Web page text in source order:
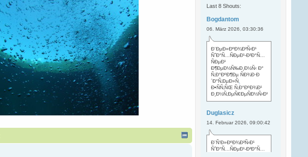
Last 8 Shouts:
Bogdantom
06. März 2026, 03:30:36
Ð¨ÐµÐ»ÐºÐ¾Ð²Ñ‹Ð¹
ÑˆÐ°Ñ…ÑÐµÐ¹-Ð²Ð°Ñ…
ÑÐµÐ¹
Ð¶ÐµÐ½Ñ‰Ð¸Ð½Ñ‹ Ð°
Ñ‚Ð°ÐºÐ¶Ðµ ÑÐ¾Ð·Ð
´Ð°Ñ‚ÐµÐ»Ñ.
Ð•ÑÑ‚ÑŒ Ñ‚Ð°ÐºÐ¾Ð¹
Ð¸Ð½Ñ‚ÐµÑ€ÐµÑÐ½Ñ‹Ð¹
Duglasicz
14. Februar 2026, 09:00:42
Ð¨Ñ‘Ð»ÐºÐ¾Ð²Ñ‹Ð¹
ÑˆÐ°Ñ…ÑÐµÐ¹-Ð²Ð°Ñ…